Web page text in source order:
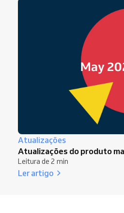
Atualizações
Atualizações do produto
Leitura de 2 min
Ler artigo